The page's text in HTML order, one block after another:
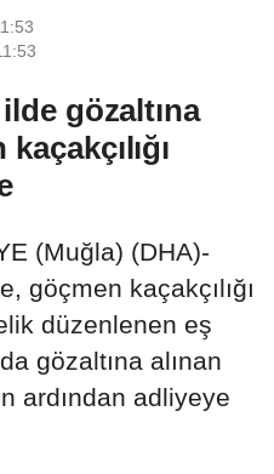
gözaltına
(Muğla) (DHA)-
göçmen kaçakçılığı
düzenlenen eş
gözaltına alınan
ardından adliyeye